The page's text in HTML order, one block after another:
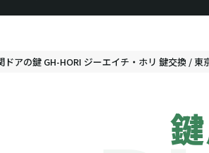
ドアの鍵 GH-HORI ジーエイチ・ホリ 鍵交換 / 東